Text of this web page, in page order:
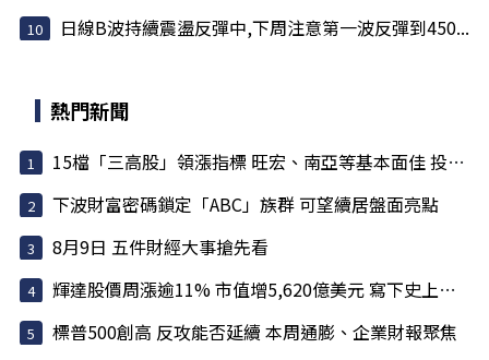
日線B波持續震盪反彈中,下周注意第一波反彈到450...
熱門新聞
15檔「三高股」領漲指標 旺宏、南亞等基本面佳 投信大買
下波財富密碼鎖定「ABC」族群 可望續居盤面亮點
8月9日 五件財經大事搶先看
輝達股價周漲逾11% 市值增5,620億美元 寫下史上最大單周...
標普500創高 反攻能否延續 本周通膨、企業財報聚焦